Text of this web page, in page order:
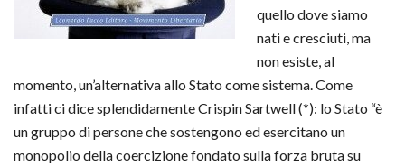
quello dove siamo
nati e cresciuti, ma
non esiste, al
momento, un’alternativa allo Stato come sistema. Come
infatti ci dice splendidamente Crispin Sartwell (*): lo Stato “è
un gruppo di persone che sostengono ed esercitano un
monopolio della coercizione fondato sulla forza bruta su